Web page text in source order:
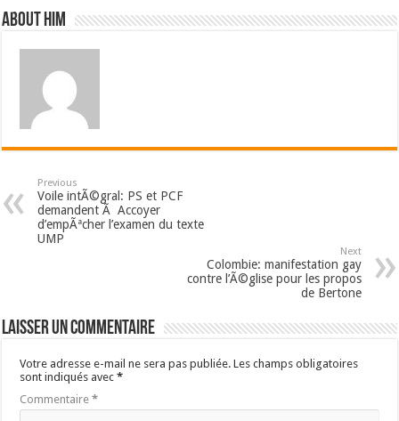
About him
Previous
Voile intÃ©gral: PS et PCF
demandent Ã Accoyer
d’empÃªcher l’examen du texte
UMP
Next
Colombie: manifestation gay
contre l’Ã©glise pour les propos
de Bertone
Laisser un commentaire
Votre adresse e-mail ne sera pas publiée. Les champs obligatoires
sont indiqués avec*
Commentaire*